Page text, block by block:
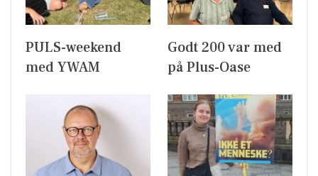
PULS-weekend
med YWAM
Godt 200 var med
på Plus-Oase